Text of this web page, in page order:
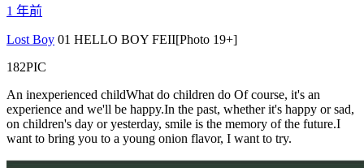
1 年前
Lost Boy 01 HELLO BOY FEII[Photo 19+]
182PIC
An inexperienced childWhat do children do Of course, it's an
experience and we'll be happy.In the past, whether it's happy or sad,
on children's day or yesterday, smile is the memory of the future.I
want to bring you to a young onion flavor, I want to try.